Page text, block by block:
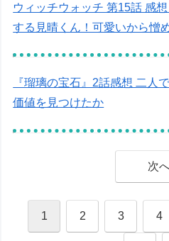
ウィッチウォッチ 第15話 感
する見晴くん！可愛いから憎
『瑠璃の宝石』2話感想 二人
価値を見つけたか
次
1 2 3 4